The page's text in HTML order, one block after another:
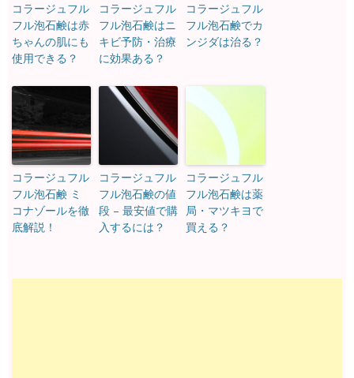
コラージュフル
フル泡石鹸は赤
ちゃんの肌にも
使用できる？
コラージュフル
フル泡石鹸はニ
キビ予防・治療
に効果ある？
コラージュフル
フル泡石鹸でカ
ンジダは治る？
コラージュフル
フル泡石鹸 ミ
コナゾールを徹
底解説！
コラージュフル
フル泡石鹸の値
段 – 最安値で購
入するには？
コラージュフル
フル泡石鹸は薬
局・マツキヨで
買える？